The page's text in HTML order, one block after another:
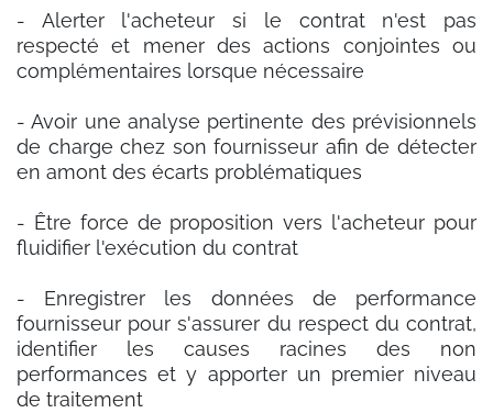
- Alerter l'acheteur si le contrat n'est pas
respecté et mener des actions conjointes ou
complémentaires lorsque nécessaire
- Avoir une analyse pertinente des prévisionnels
de charge chez son fournisseur afin de détecter
en amont des écarts problématiques
- Être force de proposition vers l'acheteur pour
fluidifier l'exécution du contrat
- Enregistrer les données de performance
fournisseur pour s'assurer du respect du contrat,
identifier les causes racines des non
performances et y apporter un premier niveau
de traitement